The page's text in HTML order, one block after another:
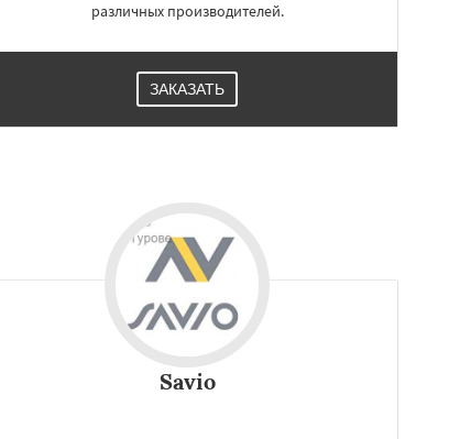
различных производителей.
ЗАКАЗАТЬ
Savio